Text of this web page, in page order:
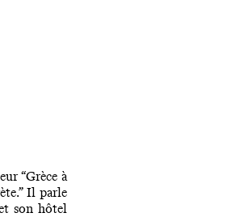
“Grèce à
Il parle
son hôtel